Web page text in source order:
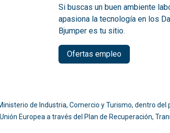
Si buscas un buen ambiente
apasiona la tecnología en los
Bjumper es tu sitio.
Ofertas empleo
de Industria, Comercio y Turismo, dentro del
Europea a través del Plan de Recuperación,